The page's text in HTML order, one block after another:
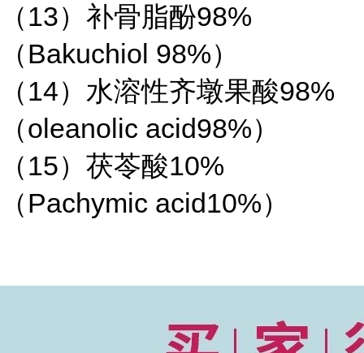
（13）补骨脂酚98%
（Bakuchiol 98%）
（14）水溶性齐墩果酸98%
（oleanolic acid98%）
（15）茯苓酸10%
（Pachymic acid10%）